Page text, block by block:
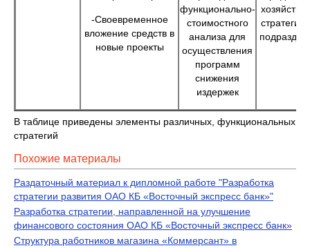
-Своевременное
вложение средств в
новые проекты
функционально-
стоимостного
анализа для
осуществления
программ
снижения
издержек
В таблице приведены элементы различных, функциональных
стратегий
Похожие материалы
Раздаточный материал к дипломной работе "Разработка
стратегии развития ОАО КБ «Восточный экспресс банк»"
Разработка стратегии, направленной на улучшение
финансового состояния ОАО КБ «Восточный экспресс банк»
Структура работников магазина «Коммерсант» в